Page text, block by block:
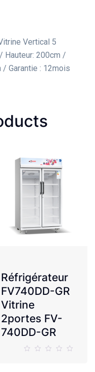
Vertical 5
Hauteur: 200cm /
/ Garantie : 12mois
Réfrigérateur
FV740DD-GR
Vitrine
2portes FV-
740DD-GR